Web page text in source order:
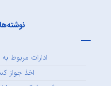
ادارات مربوط
اخذ جواز